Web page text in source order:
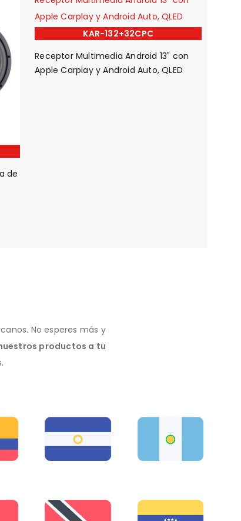
de
KAR-132+32CPC
Receptor Multimedia Android 13" con
Apple Carplay y Android Auto, QLED
No esperes más y
productos a tu